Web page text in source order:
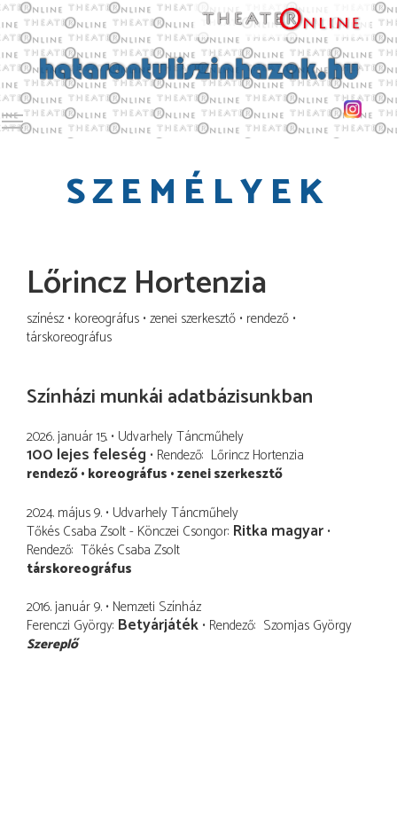
Toggle main menu visibility
SZEMÉLYEK
Lőrincz Hortenzia
színész koreográfus zenei szerkesztő rendező
társkoreográfus
Színházi munkái adatbázisunkban
2026. január 15. Udvarhely Táncműhely
100 lejes feleség Rendező Lőrincz Hortenzia
rendező koreográfus zenei szerkesztő
2024. május 9. Udvarhely Táncműhely
Tőkés Csaba Zsolt - Könczei Csongor Ritka magyar
Rendező Tőkés Csaba Zsolt
társkoreográfus
2016. január 9. Nemzeti Színház
Ferenczi György Betyárjáték Rendező Szomjas György
Szereplő